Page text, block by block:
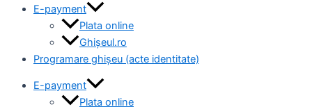
E-payment
Plata online
Ghișeul.ro
Programare ghișeu (acte identitate)
E-payment
Plata online